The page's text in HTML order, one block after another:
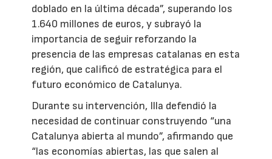
doblado en la última década”, superando los
1.640 millones de euros, y subrayó la
importancia de seguir reforzando la
presencia de las empresas catalanas en esta
región, que calificó de estratégica para el
futuro económico de Catalunya.
Durante su intervención, Illa defendió la
necesidad de continuar construyendo “una
Catalunya abierta al mundo”, afirmando que
“las economías abiertas, las que salen al